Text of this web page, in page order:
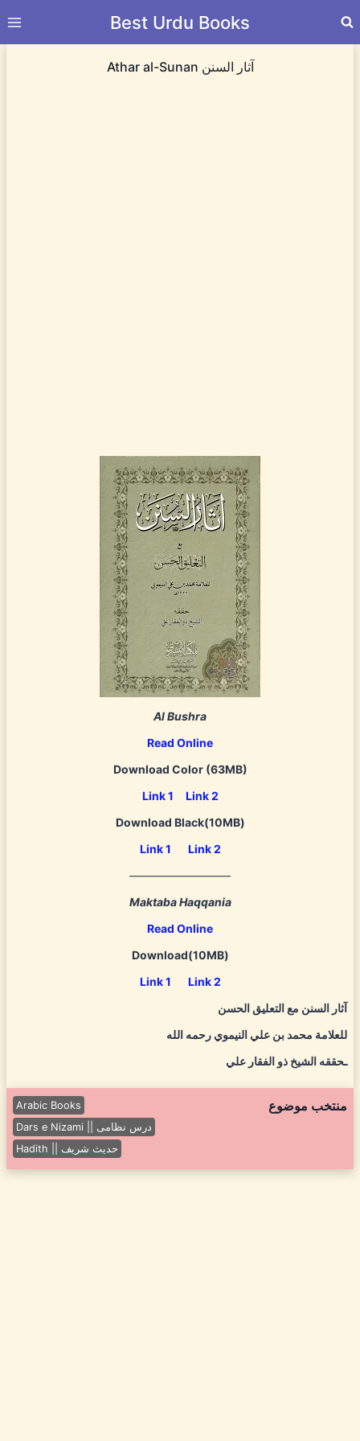
to
Best Urdu Books
Athar al-Sunan آثار السنن
Al Bushra
Read Online
Download Color (63MB)
Link 1
Link 2
Download Black(10MB)
Link 1
Link 2
—————————
Maktaba Haqqania
Read Online
Download(10MB)
Link 1
Link 2
آثار السنن مع التعليق الحسن
للعلامة محمد بن علي النيموي رحمه الله
ـحققه الشيخ ذو الفقار علي
Arabic Books
Dars e Nizami || درس نظامی
Hadith || حدیث شریف
منتخب موضوع